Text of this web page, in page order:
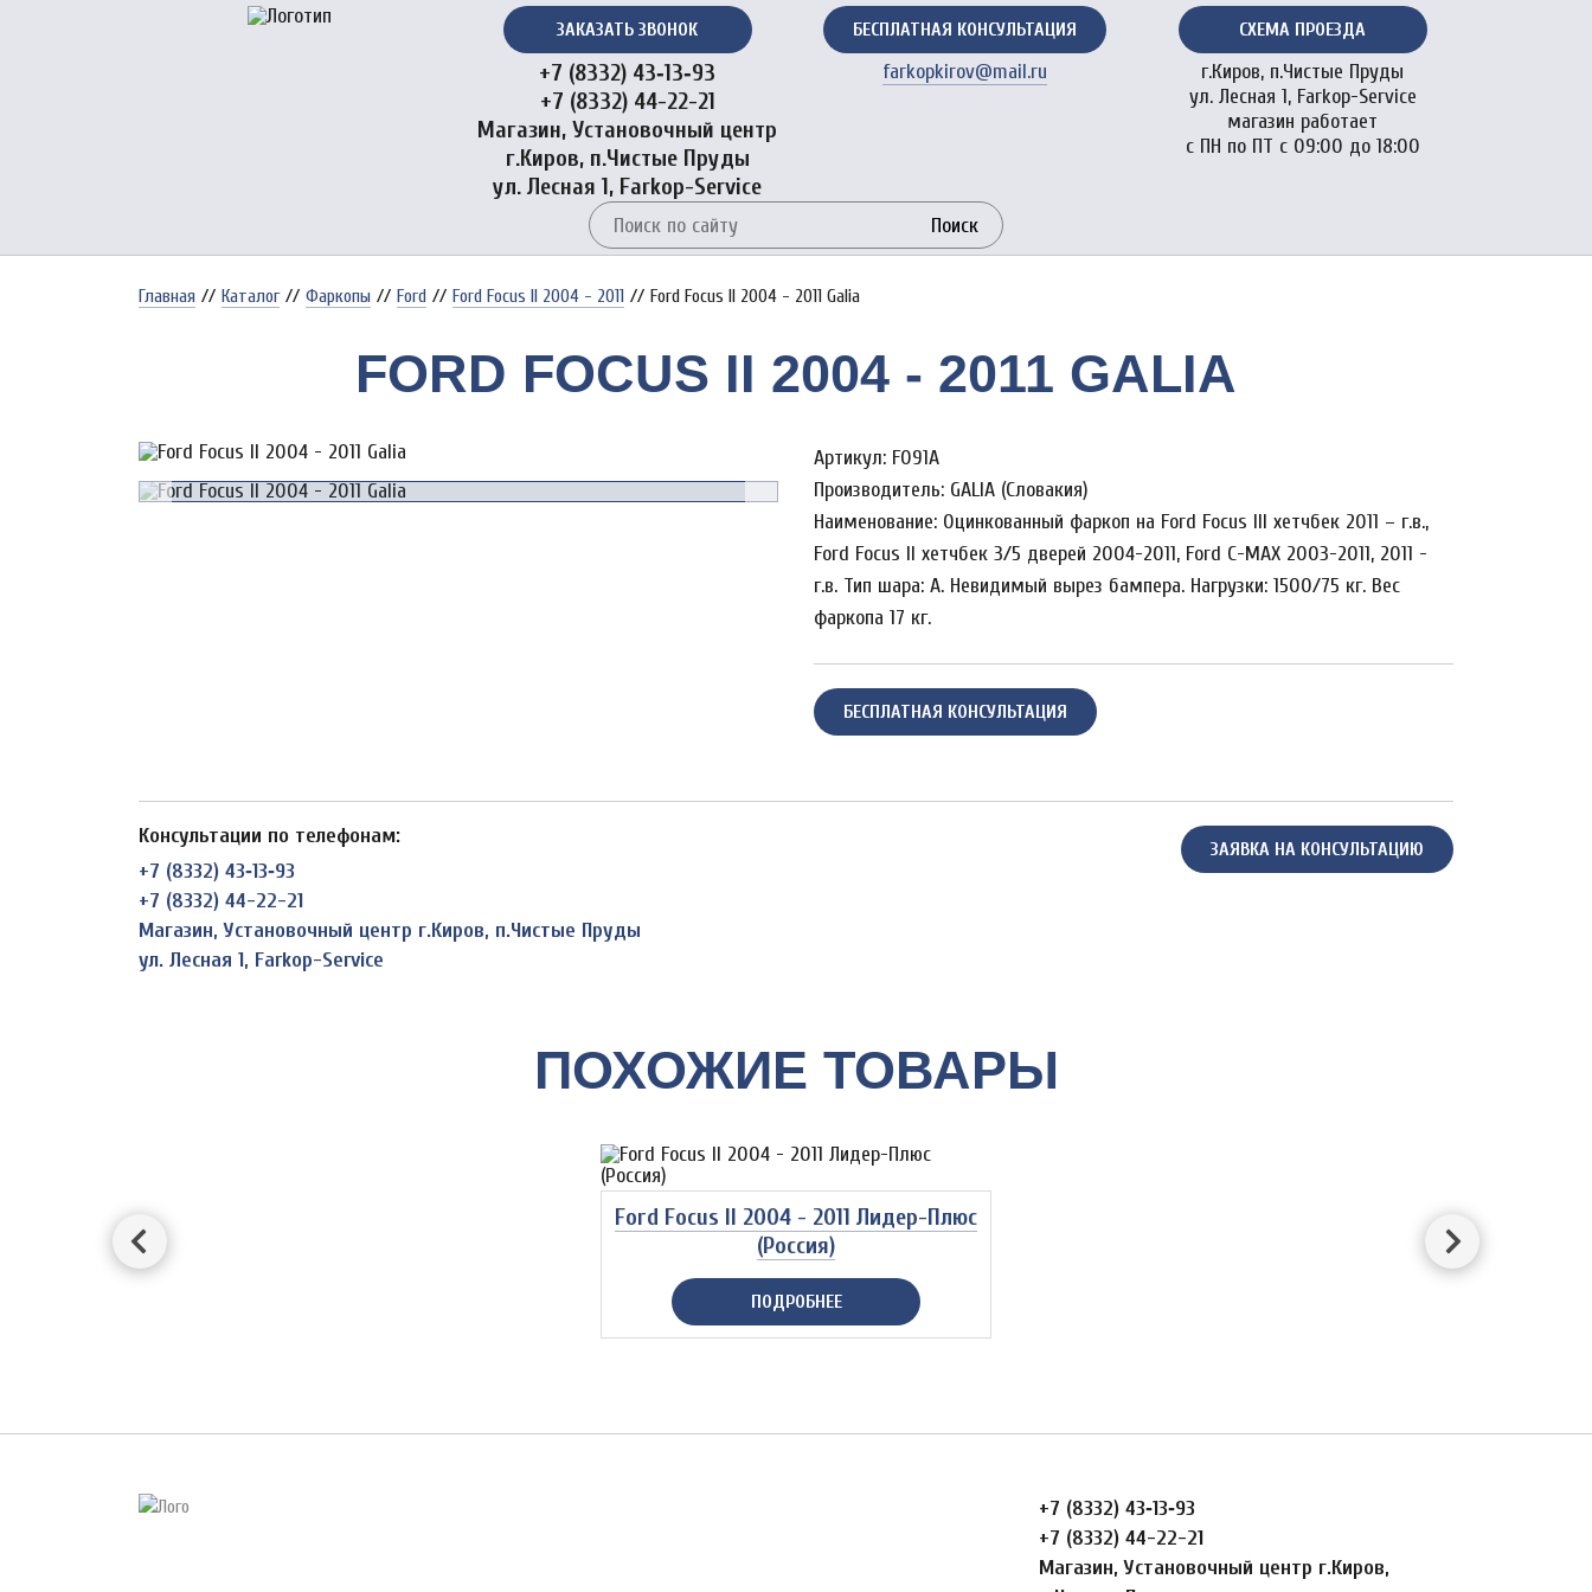
ЗАКАЗАТЬ ЗВОНОК
+7 (8332) 43‑13‑93
+7 (8332) 44-22-21
Магазин, Установочный центр
г.Киров, п.Чистые Пруды
ул. Лесная 1, Farkop-Service
БЕСПЛАТНАЯ КОНСУЛЬТАЦИЯ
farkopkirov@mail.ru
СХЕМА ПРОЕЗДА
г.Киров, п.Чистые Пруды
ул. Лесная 1, Farkop-Service
магазин работает
с ПН по ПТ с 09:00 до 18:00
Поиск
Главная // Каталог // Фаркопы // Ford // Ford Focus II 2004 - 2011 // Ford Focus II 2004 - 2011 Galia
FORD FOCUS II 2004 - 2011 GALIA
Артикул: F091A
Производитель: GALIA (Словакия)
Наименование: Оцинкованный фаркоп на Ford Focus III хетчбек 2011 – г.в.,
Ford Focus II хетчбек 3/5 дверей 2004-2011, Ford C-MAX 2003-2011, 2011 -
г.в. Тип шара: A. Невидимый вырез бампера. Нагрузки: 1500/75 кг. Вес
фаркопа 17 кг.
БЕСПЛАТНАЯ КОНСУЛЬТАЦИЯ
Консультации по телефонам:
+7 (8332) 43‑13‑93
+7 (8332) 44-22-21
Магазин, Установочный центр г.Киров, п.Чистые Пруды
ул. Лесная 1, Farkop-Service
ЗАЯВКА НА КОНСУЛЬТАЦИЮ
ПОХОЖИЕ ТОВАРЫ
Ford Focus II 2004 - 2011 Лидер-Плюс
(Россия)
ПОДРОБНЕЕ
+7 (8332) 43‑13‑93
+7 (8332) 44-22-21
Магазин, Установочный центр г.Киров,